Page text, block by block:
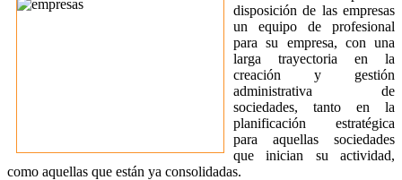
disposición de las empresas
un equipo de profesional
para su empresa, con una
larga trayectoria en la
creación y gestión
administrativa de
sociedades, tanto en la
planificación estratégica
para aquellas sociedades
que inician su actividad,
como aquellas que están ya consolidadas.